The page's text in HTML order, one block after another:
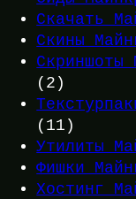
Скачать
Скины
Скриншоты
(2)
(11)
Утилиты
Фишки
Хостинг